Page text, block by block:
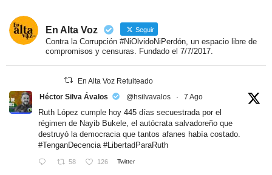
En Alta Voz Seguir
Contra la Corrupción #NiOlvidoNiPerdón, un espacio libre de
compromisos y censuras. Fundado el 7/7/2017.
En Alta Voz Retuiteado
Héctor Silva Ávalos
@hsilvavalos · 7 Ago
Ruth López cumple hoy 445 días secuestrada por el
régimen de Nayib Bukele, el autócrata salvadoreño que
destruyó la democracia que tantos afanes había costado.
#TenganDecencia #LibertadParaRuth
58 126 Twitter